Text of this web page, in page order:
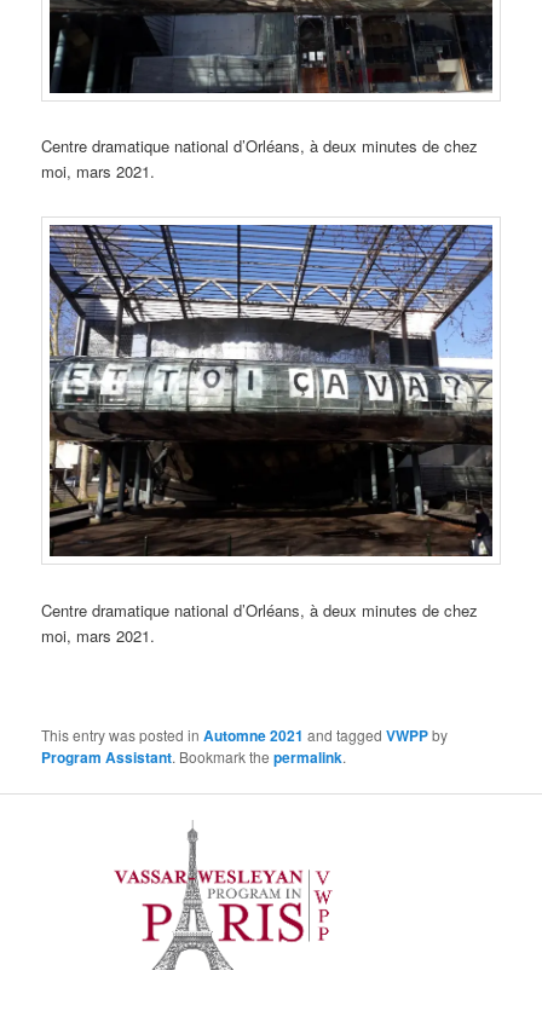
Centre dramatique national d’Orléans, à deux minutes de chez
moi, mars 2021.
Centre dramatique national d’Orléans, à deux minutes de chez
moi, mars 2021.
This entry was posted inAutomne 2021 and taggedVWPPby
Program Assistant. Bookmark thepermalink.